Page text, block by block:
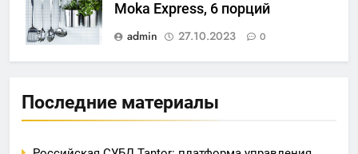
Moka Express, 6 порций
admin
27.10.2023 0
Последние материалы